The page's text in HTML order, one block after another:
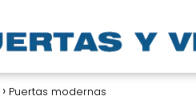
Puertas modernas